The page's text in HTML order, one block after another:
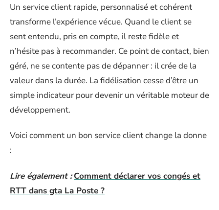
Un service client rapide, personnalisé et cohérent
transforme l’expérience vécue. Quand le client se
sent entendu, pris en compte, il reste fidèle et
n’hésite pas à recommander. Ce point de contact, bien
géré, ne se contente pas de dépanner : il crée de la
valeur dans la durée. La fidélisation cesse d’être un
simple indicateur pour devenir un véritable moteur de
développement.
Voici comment un bon service client change la donne
:
Lire également : Comment déclarer vos congés et
RTT dans gta La Poste ?